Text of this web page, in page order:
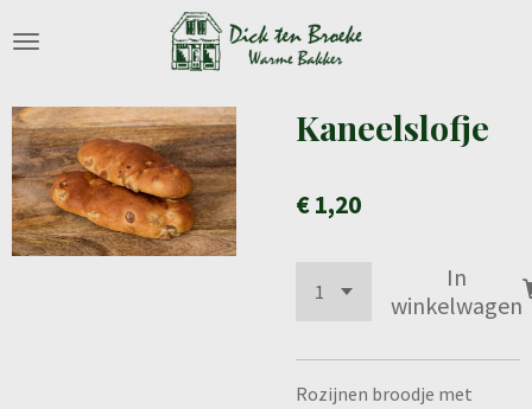
direct
de
hoofdinhoud
Kaneelslofje
€ 1,20
In
winkelwagen
Rozijnen broodje met